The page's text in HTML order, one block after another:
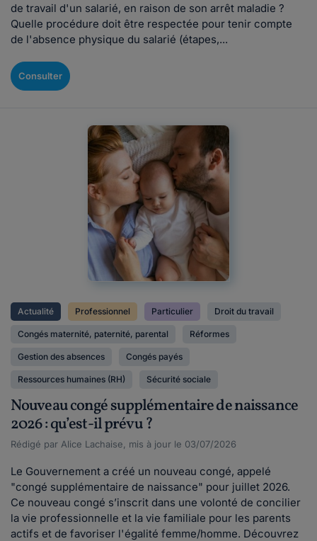
de travail d'un salarié, en raison de son arrêt maladie ?
Quelle procédure doit être respectée pour tenir compte
de l'absence physique du salarié (étapes,...
Consulter
Actualité Professionnel Particulier Droit du travail
Congés maternité, paternité, parental Réformes
Gestion des absences Congés payés
Ressources humaines (RH) Sécurité sociale
Nouveau congé supplémentaire de naissance
2026 : qu’est-il prévu ?
Rédigé par Alice Lachaise, mis à jour le 03/07/2026
Le Gouvernement a créé un nouveau congé, appelé
"congé supplémentaire de naissance" pour juillet 2026.
Ce nouveau congé s’inscrit dans une volonté de concilier
la vie professionnelle et la vie familiale pour les parents
actifs et de favoriser l'égalité femme/homme. Découvrez